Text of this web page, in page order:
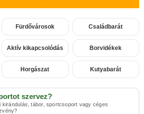
Fürdővárosok Családbarát
Aktív kikapcsolódás Borvidékek
Horgászat Kutyabarát
szervez?
kirándulás, tábor, sportcsoport vagy céges